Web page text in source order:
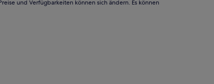
und Verfügbarkeiten können sich ändern. Es können